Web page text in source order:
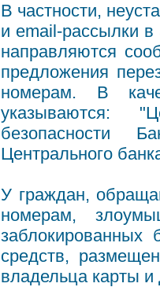
В частности,
и email-рассылки в
направляются
предложения
номерам. В
указываются:
безопасности
Центрального
У граждан,
номерам,
заблокированных
средств,
владельца карты